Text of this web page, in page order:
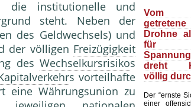
die institutionelle und
steht. Neben der
des Geldwechsels) und
der völligen Freizügigkeit
desWechselkursrisikos
s vorteilhafte
eine Währungsunion zu
Vom
Drohne
für
dreht
völlig
Der “ernste
einer